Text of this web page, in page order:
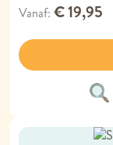
Vanaf € 19,95